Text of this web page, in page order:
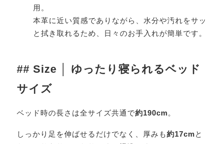
用。
本革に近い質感でありながら、水分や汚れをサッ
と拭き取れるため、日々のお手入れが簡単です。
## Size │ ゆったり寝られるベッド
サイズ
ベッド時の長さは全サイズ共通で約190cm。
しっかり足を伸ばせるだけでなく、厚みも約17cmと